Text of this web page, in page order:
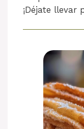
¡Déjate